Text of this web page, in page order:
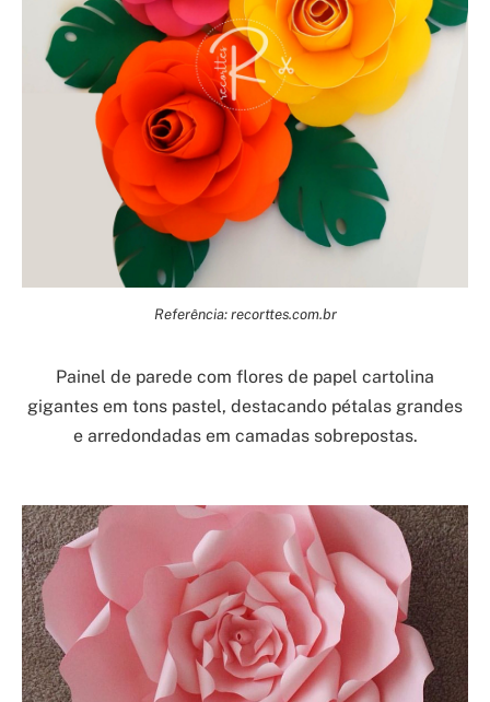
Referência: recorttes.com.br
Painel de parede com flores de papel cartolina
gigantes em tons pastel, destacando pétalas grandes
e arredondadas em camadas sobrepostas.